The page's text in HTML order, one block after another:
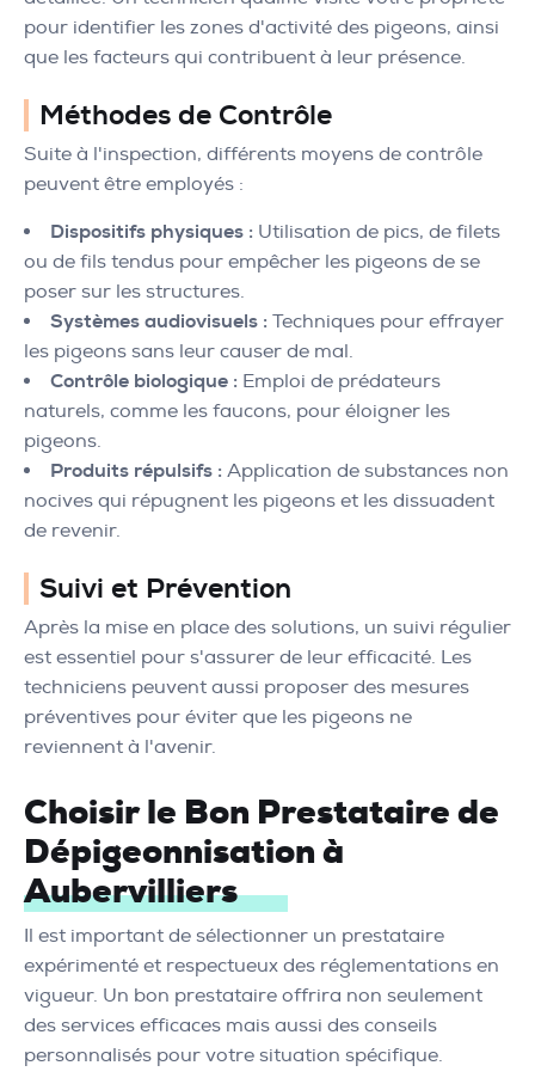
pour identifier les zones d'activité des pigeons, ainsi
que les facteurs qui contribuent à leur présence.
Méthodes de Contrôle
Suite à l'inspection, différents moyens de contrôle
peuvent être employés :
Dispositifs physiques : Utilisation de pics, de filets
ou de fils tendus pour empêcher les pigeons de se
poser sur les structures.
Systèmes audiovisuels : Techniques pour effrayer
les pigeons sans leur causer de mal.
Contrôle biologique : Emploi de prédateurs
naturels, comme les faucons, pour éloigner les
pigeons.
Produits répulsifs : Application de substances non
nocives qui répugnent les pigeons et les dissuadent
de revenir.
Suivi et Prévention
Après la mise en place des solutions, un suivi régulier
est essentiel pour s'assurer de leur efficacité. Les
techniciens peuvent aussi proposer des mesures
préventives pour éviter que les pigeons ne
reviennent à l'avenir.
Choisir le Bon Prestataire de
Dépigeonnisation à
Aubervilliers
Il est important de sélectionner un prestataire
expérimenté et respectueux des réglementations en
vigueur. Un bon prestataire offrira non seulement
des services efficaces mais aussi des conseils
personnalisés pour votre situation spécifique.